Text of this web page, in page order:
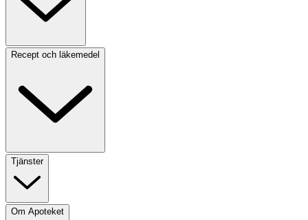
Recept och läkemedel
Tjänster
Om Apoteket